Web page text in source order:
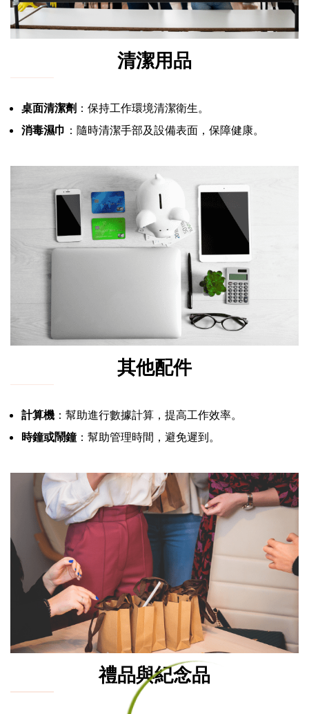
清潔用品
桌面清潔劑 ：保持工作環境清潔衛生。
消毒濕巾 ：隨時清潔手部及設備表面，保障健康。
其他配件
計算機 ：幫助進行數據計算，提高工作效率。
時鐘或鬧鐘：幫助管理時間，避免遲到。
禮品與紀念品